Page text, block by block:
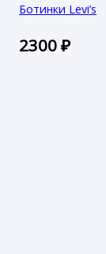
Ботинки Levi’s
2300₽